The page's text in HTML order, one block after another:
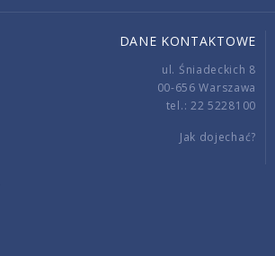
DANE KONTAKTOWE
ul. Śniadeckich 8
00-656 Warszawa
tel.: 22 5228100
Jak dojechać?